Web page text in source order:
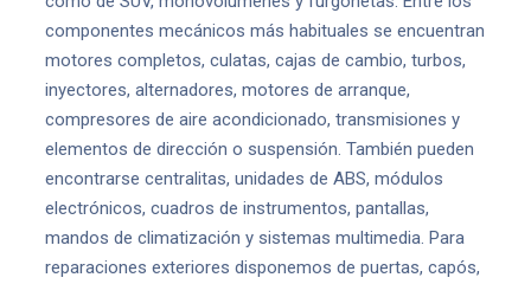
componentes mecánicos más habituales se encuentran
motores completos, culatas, cajas de cambio, turbos,
inyectores, alternadores, motores de arranque,
compresores de aire acondicionado, transmisiones y
elementos de dirección o suspensión. También pueden
encontrarse centralitas, unidades de ABS, módulos
electrónicos, cuadros de instrumentos, pantallas,
mandos de climatización y sistemas multimedia. Para
reparaciones exteriores disponemos de puertas, capós,